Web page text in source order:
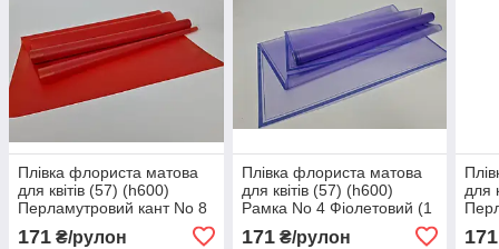
Плівка флориста матова
для квітів (57) (h600)
Перламутровий кант No 8
171 ₴/рулон
Плівка флориста матова
для квітів (57) (h600)
Рамка No 4 Фіолетовий (1
171₴/рулон
для
171